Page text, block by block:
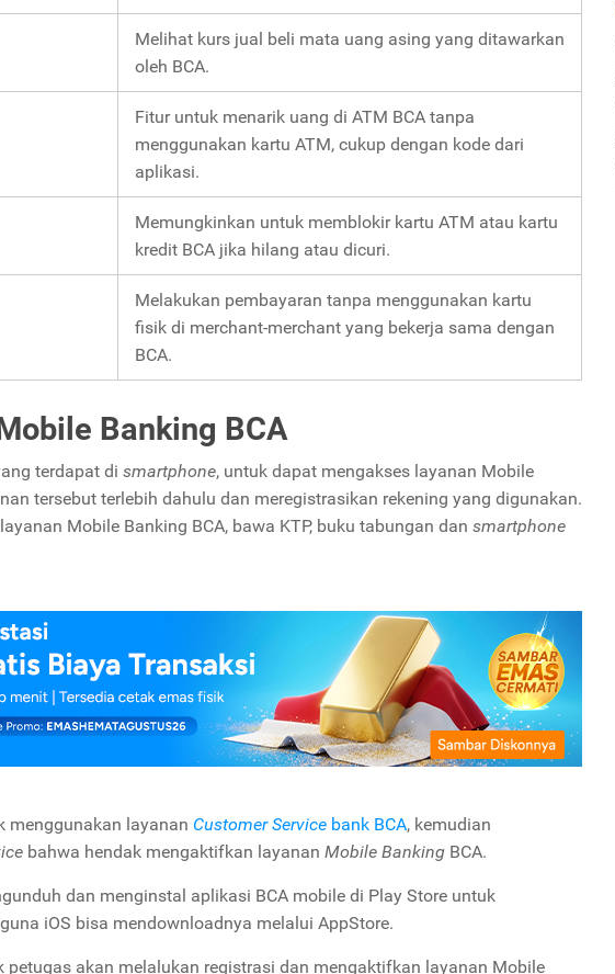
Melihat kurs jual beli mata uang asing yang ditawarkan
oleh BCA.
Fitur untuk menarik uang di ATM BCA tanpa
menggunakan kartu ATM, cukup dengan kode dari
aplikasi.
Memungkinkan untuk memblokir kartu ATM atau kartu
kredit BCA jika hilang atau dicuri.
Melakukan pembayaran tanpa menggunakan kartu
fisik di merchant-merchant yang bekerja sama dengan
BCA.
Banking BCA
terdapat di smartphone, untuk dapat mengakses layanan Mobile
tersebut terlebih dahulu dan meregistrasikan rekening yang digunakan.
Mobile Banking BCA, bawa KTP, buku tabungan dan smartphone
menggunakan layanan Customer Service bank BCA, kemudian
bahwa hendak mengaktifkan layanan Mobile Banking BCA.
dan menginstal aplikasi BCA mobile di Play Store untuk
iOS bisa mendownloadnya melalui AppStore.
petugas akan melalukan registrasi dan mengaktifkan layanan Mobile